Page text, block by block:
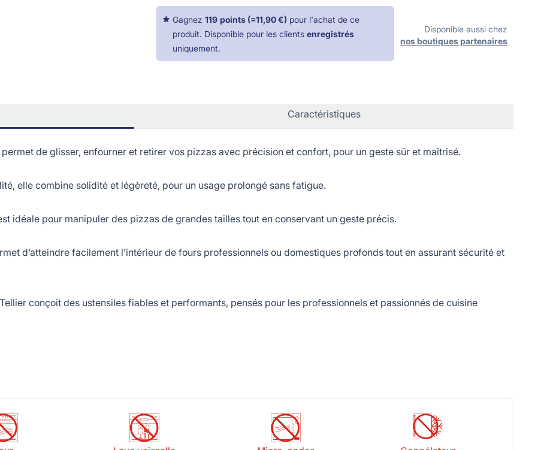
Gagnez 119 points (=11,90 €) pour l'achat de ce
produit. Disponible pour les clients enregistrés
uniquement.
Disponible aussi chez
nos boutiques partenaires
Caractéristiques
de glisser, enfourner et retirer vos pizzas avec précision et confort, pour un geste sûr et maîtrisé.
elle combine solidité et légèreté, pour un usage prolongé sans fatigue.
idéale pour manipuler des pizzas de grandes tailles tout en conservant un geste précis.
d’atteindre facilement l’intérieur de fours professionnels ou domestiques profonds tout en assurant sécurité et
Tellier conçoit des ustensiles fiables et performants, pensés pour les professionnels et passionnés de cuisine